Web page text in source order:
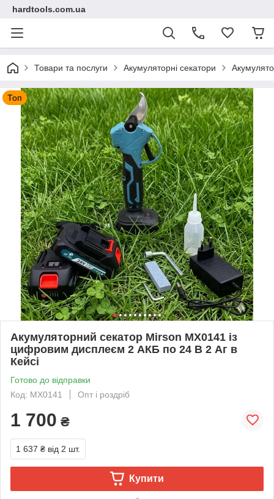
hardtools.com.ua
Товари та послуги Акумуляторні секатори
Топ
Акумуляторний секатор Mirson MX0141 із
цифровим дисплеєм 2 АКБ по 24 В 2 Аг в
Кейсі
Готово до відправки
Код: MX0141
Опт і роздріб
1 700 ₴
1 637 ₴ від 2 шт.
Купити